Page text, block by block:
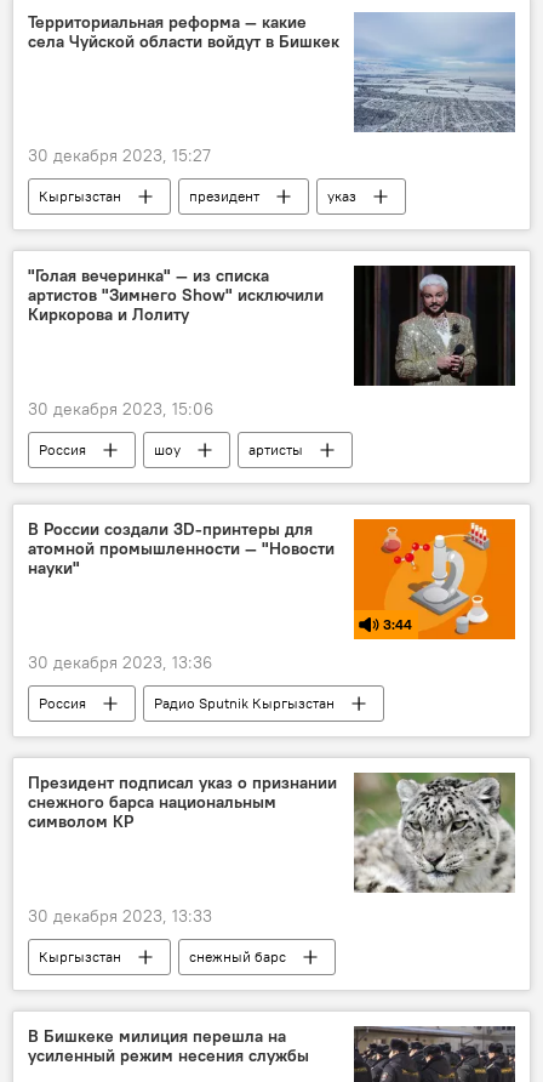
Подкасты РИА Новости
Территориальная реформа — какие
села Чуйской области войдут в Бишкек
30 декабря 2023, 15:27
Кыргызстан президент
указ
село
Бишкек
"Голая вечеринка" — из списка
артистов "Зимнего Show" исключили
Киркорова и Лолиту
30 декабря 2023, 15:06
Россия шоу
артисты
выступление
Филипп Киркоров
Лолита Милявская
В России создали 3D-принтеры для
атомной промышленности — "Новости
науки"
3:44
30 декабря 2023, 13:36
Россия
Радио Sputnik Кыргызстан
Росатом
3D-принтер
наука
техника
атомная энергетика
Президент подписал указ о признании
снежного барса национальным
символом КР
30 декабря 2023, 13:33
Кыргызстан
снежный барс
президент
указ символ
В Бишкеке милиция перешла на
усиленный режим несения службы